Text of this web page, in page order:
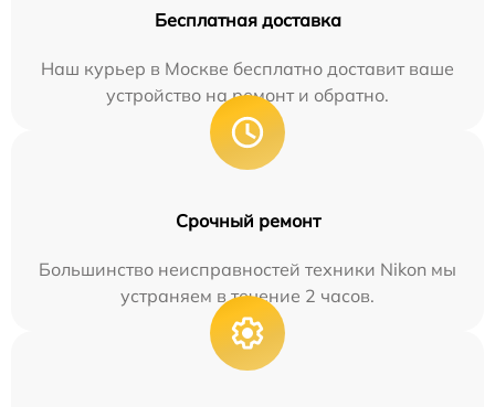
Бесплатная доставка
Наш курьер в Москве бесплатно доставит ваше
устройство на ремонт и обратно.
Срочный ремонт
Большинство неисправностей техники Nikon мы
устраняем в течение 2 часов.